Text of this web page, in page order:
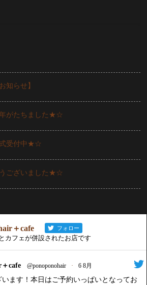
知らせ】
がたちました★☆
受付中★☆
ございました★☆
＋cafe フォロー
カフェが併設されたお店です
cafe @ponoponohair · 6 8月
います！本日はご予約いっぱいとなってお